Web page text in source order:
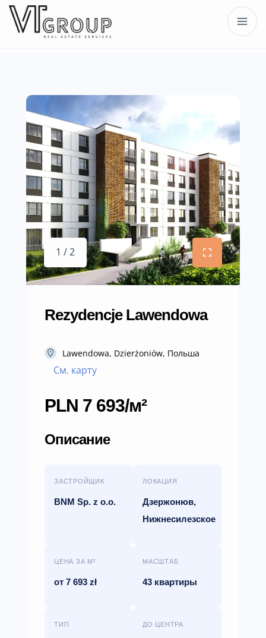
1 / 2
Rezydencje Lawendowa
Lawendowa, Dzierżoniów, Польша
См. карту
PLN 7 693/м²
Описание
ЗАСТРОЙЩИК
BNM Sp. z o.o.
ЛОКАЦИЯ
Дзержонюв,
Нижнесилезское
ЦЕНА ЗА М²
от 7 693 zł
МАСШТАБ
43 квартиры
ТИП ДО ЦЕНТРА